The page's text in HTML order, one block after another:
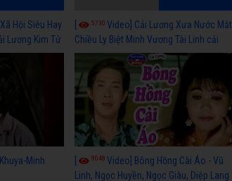
Hội Siêu Hay
Lương Kim Tử
5730 Video] Cải Lương Xưa Nước Mắt
Chiều Ly Biệt Minh Vương Tài Linh cải
lương xã hội hay nhất
Minh
[ 9048 Video] Bông Hồng Cài Áo - Vũ
Linh, Ngọc Huyền, Ngọc Giàu, Diệp Lang